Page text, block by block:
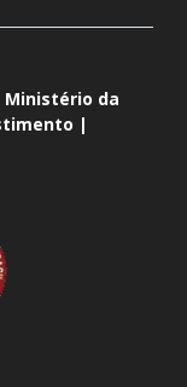
Ministério da
|